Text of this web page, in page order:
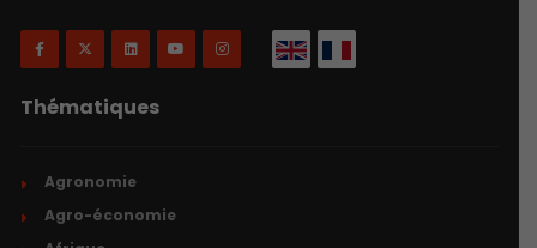
Thématiques
Agronomie
Agro-économie